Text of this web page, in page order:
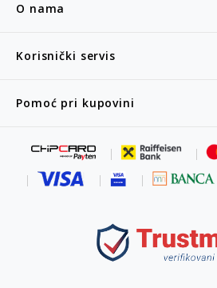
O nama
Korisnički servis
Pomoć pri kupovini